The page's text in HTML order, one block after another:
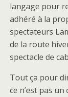
langage pour
adhéré à la
spectateurs
de la route
spectacle de
Tout ça pour
ce n’est pas